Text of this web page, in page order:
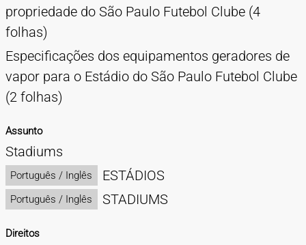
propriedade do São Paulo Futebol Clube (4
folhas)
Especificações dos equipamentos geradores de
vapor para o Estádio do São Paulo Futebol Clube
(2 folhas)
Assunto
Stadiums
Português / Inglês ESTÁDIOS
Português / Inglês STADIUMS
Direitos